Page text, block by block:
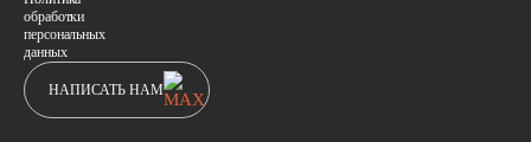
обработки
персональных
данных
НАПИСАТЬ НАМ